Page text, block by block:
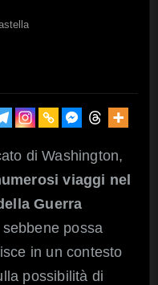
di Washington,
viaggi nel
Guerra
possa
in un contesto
possibilità di